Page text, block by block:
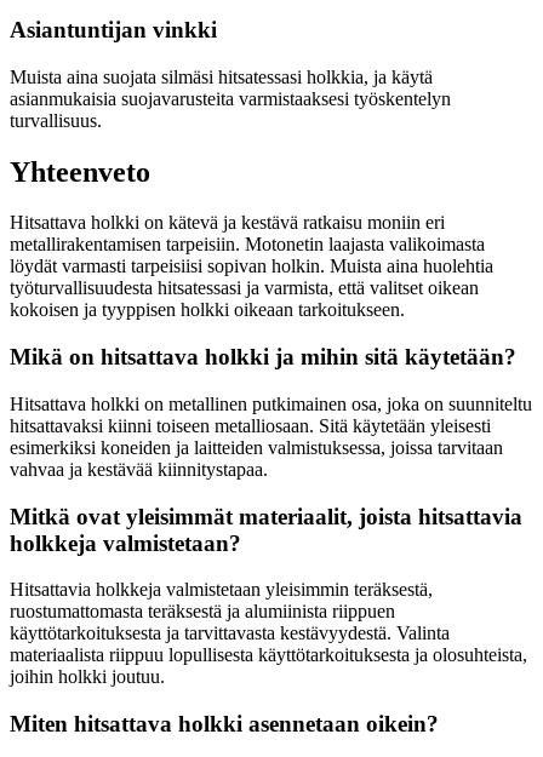
Asiantuntijan vinkki
Muista aina suojata silmäsi hitsatessasi holkkia, ja käytä
asianmukaisia suojavarusteita varmistaaksesi työskentelyn
turvallisuus.
Yhteenveto
Hitsattava holkki on kätevä ja kestävä ratkaisu moniin eri
metallirakentamisen tarpeisiin. Motonetin laajasta valikoimasta
löydät varmasti tarpeisiisi sopivan holkin. Muista aina huolehtia
työturvallisuudesta hitsatessasi ja varmista, että valitset oikean
kokoisen ja tyyppisen holkki oikeaan tarkoitukseen.
Mikä on hitsattava holkki ja mihin sitä käytetään?
Hitsattava holkki on metallinen putkimainen osa, joka on suunniteltu
hitsattavaksi kiinni toiseen metalliosaan. Sitä käytetään yleisesti
esimerkiksi koneiden ja laitteiden valmistuksessa, joissa tarvitaan
vahvaa ja kestävää kiinnitystapaa.
Mitkä ovat yleisimmät materiaalit, joista hitsattavia
holkkeja valmistetaan?
Hitsattavia holkkeja valmistetaan yleisimmin teräksestä,
ruostumattomasta teräksestä ja alumiinista riippuen
käyttötarkoituksesta ja tarvittavasta kestävyydestä. Valinta
materiaalista riippuu lopullisesta käyttötarkoituksesta ja olosuhteista,
joihin holkki joutuu.
Miten hitsattava holkki asennetaan oikein?